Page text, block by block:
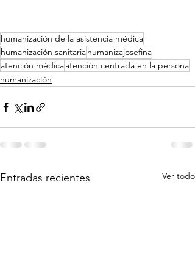
humanización de la asistencia médica
humanización sanitariahumanizajosefina
atención médicaatención centrada en la persona
humanización
Entradas recientes Ver todo